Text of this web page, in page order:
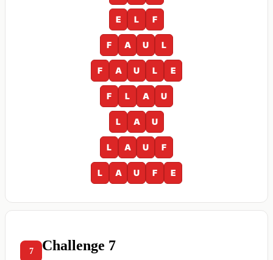
E L F
F A U L
F A U L E
F L A U
L A U
L A U F
L A U F E
7 Challenge 7